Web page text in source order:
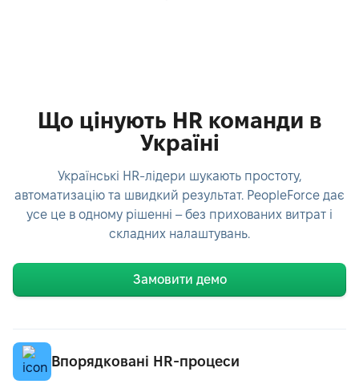
Що цінують HR команди в
Україні
Українські HR-лідери шукають простоту,
автоматизацію та швидкий результат. PeopleForce дає
усе це в одному рішенні – без прихованих витрат і
складних налаштувань.
Замовити демо
Впорядковані HR-процеси